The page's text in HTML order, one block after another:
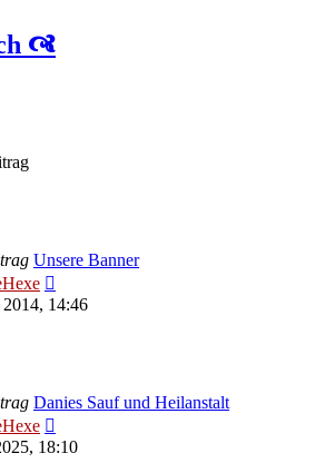
🙧
Unsere Banner
Beitrag
2014, 14:46
Danies Sauf und Heilanstalt
Beitrag
18:10